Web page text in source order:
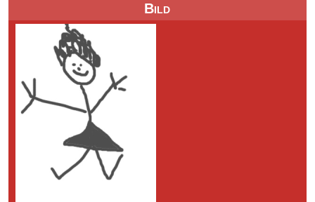
Bild